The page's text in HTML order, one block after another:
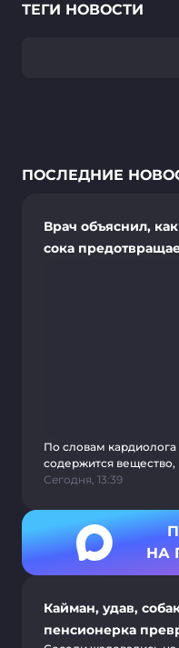
ТЕГИ НОВОСТИ
ПОСЛЕДНИЕ
Врач объяснил,
сока
По словам
содержится вещество,
Сегодня, 13:39
НА
Кайман, удав,
пенсионерка